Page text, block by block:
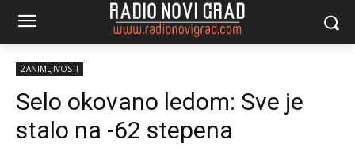
ZANIMLJIVOSTI
Selo okovano ledom: Sve je
stalo na -62 stepena